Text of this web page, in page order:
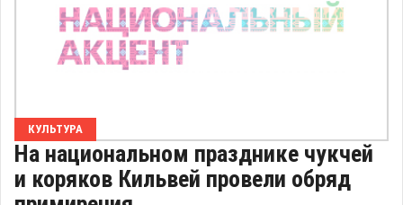
КУЛЬТУРА
На национальном празднике чукчей
и коряков Кильвей провели обряд